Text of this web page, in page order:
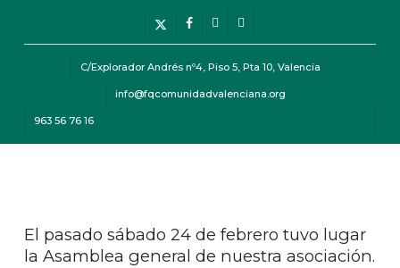
x-
twitter
facebookinstagramtelegram
C/Explorador Andrés nº4, Piso 5, Pta 10, Valencia
info@fqcomunidadvalenciana.org
963 56 76 16
El pasado sábado 24 de febrero tuvo lugar
la Asamblea general de nuestra asociación.